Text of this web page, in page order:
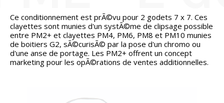
GM4 - 4 GODETS 8X8
GM3 ET 2XGM3 - 3 GODETS 8X8
TGM6 - 6 GODETS 9X9
Ce conditionnement est prÃ©vu pour 2 godets 7 x 7. Ces
clayettes sont munies d'un systÃ©me de clipsage possible
entre PM2+ et clayettes PM4, PM6, PM8 et PM10 munies
de boitiers G2, sÃ©curisÃ© par la pose d'un chromo ou
d'une anse de portage. Les PM2+ offrent un concept
marketing pour les opÃ©rations de ventes additionnelles.